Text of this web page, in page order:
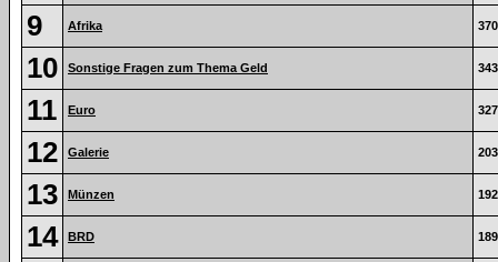
9 Afrika 370
10 Sonstige Fragen zum Thema Geld 343
11 Euro 327
12 Galerie 203
13 Münzen 192
14 BRD 189